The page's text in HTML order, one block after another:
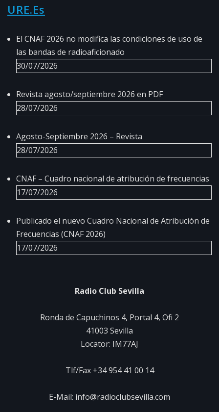
URE.es
El CNAF 2026 no modifica las condiciones de uso de
las bandas de radioaficionado
30/07/2026
Revista agosto/septiembre 2026 en PDF
28/07/2026
Agosto-Septiembre 2026 – Revista
28/07/2026
CNAF – Cuadro nacional de atribución de frecuencias
17/07/2026
Publicado el nuevo Cuadro Nacional de Atribución de
Frecuencias (CNAF 2026)
17/07/2026
Radio Club Sevilla
Ronda de Capuchinos 4, Portal 4, Ofi 2
41003 Sevilla
Locator: IM77AJ
Tlf/Fax +34 954 41 00 14
E-Mail: info@radioclubsevilla.com